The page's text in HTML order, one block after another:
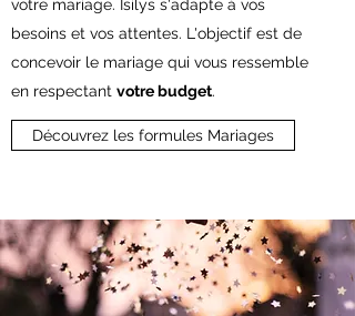
votre mariage. Isilys s'adapte à vos
besoins et vos attentes. L'objectif est de
concevoir le mariage qui vous ressemble
en respectant votre budget.
Découvrez les formules Mariages